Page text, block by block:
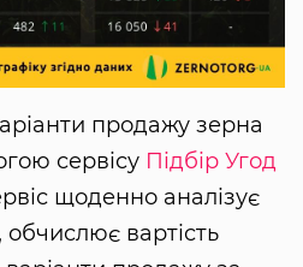
продажу зерна
сервісу Підбір Угод
щоденно аналізує
обчислює вартість